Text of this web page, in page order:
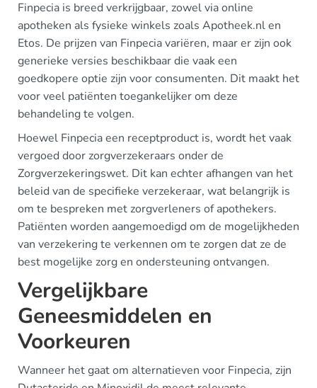
Finpecia is breed verkrijgbaar, zowel via online
apotheken als fysieke winkels zoals Apotheek.nl en
Etos. De prijzen van Finpecia variëren, maar er zijn ook
generieke versies beschikbaar die vaak een
goedkopere optie zijn voor consumenten. Dit maakt het
voor veel patiënten toegankelijker om deze
behandeling te volgen.
Hoewel Finpecia een receptproduct is, wordt het vaak
vergoed door zorgverzekeraars onder de
Zorgverzekeringswet. Dit kan echter afhangen van het
beleid van de specifieke verzekeraar, wat belangrijk is
om te bespreken met zorgverleners of apothekers.
Patiënten worden aangemoedigd om de mogelijkheden
van verzekering te verkennen om te zorgen dat ze de
best mogelijke zorg en ondersteuning ontvangen.
Vergelijkbare
Geneesmiddelen en
Voorkeuren
Wanneer het gaat om alternatieven voor Finpecia, zijn